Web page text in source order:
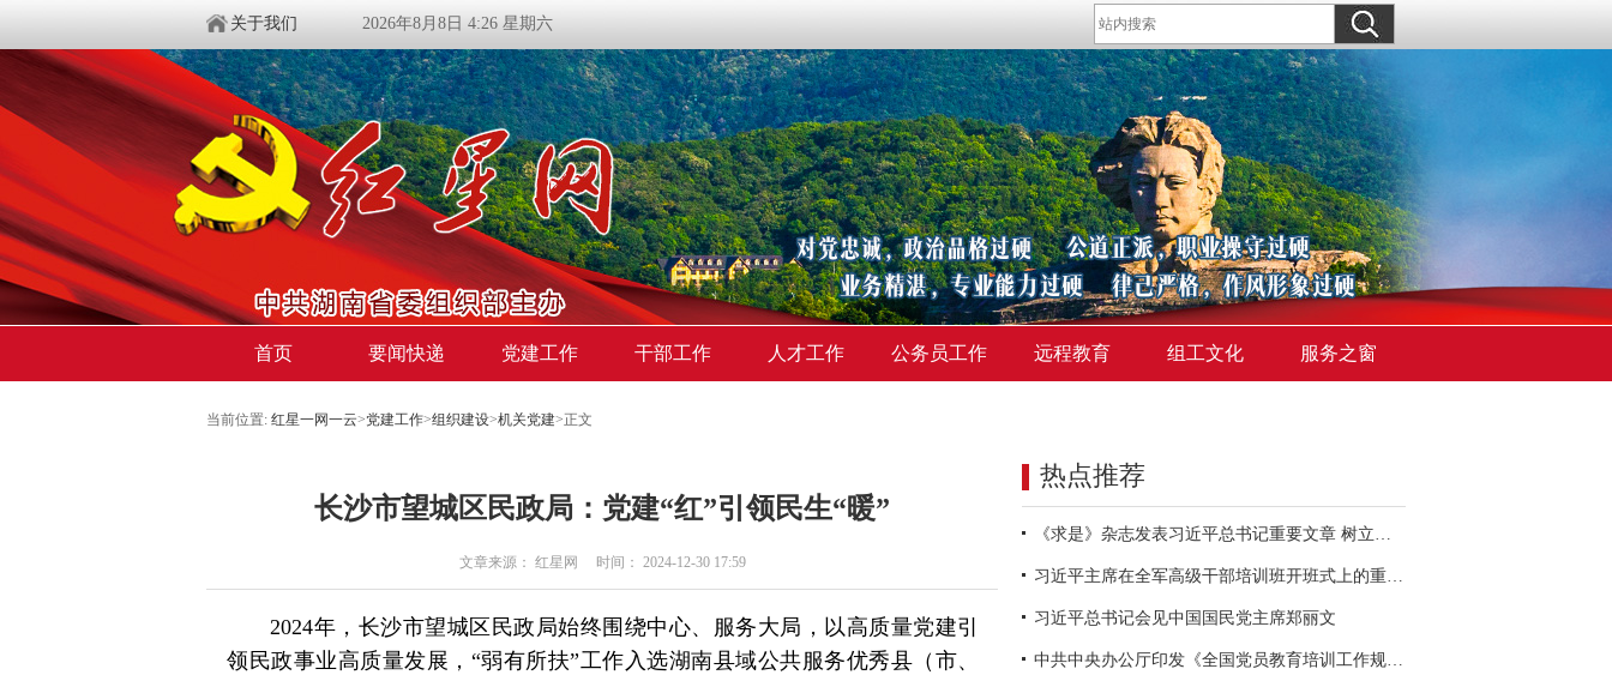
关于我们 2026年8月8日 4:26 星期六
首页 要闻快递 党建工作 干部工作 人才工作 公务员工作 远程教育 组工文化 服务之窗
当前位置: 红星一网一云>党建工作>组织建设>机关党建>正文
长沙市望城区民政局：党建“红”引领民生“暖”
文章来源： 红星网 时间： 2024-12-30 17:59
2024年，长沙市望城区民政局始终围绕中心、服务大局，以高质量党建引
领民政事业高质量发展，“弱有所扶”工作入选湖南县域公共服务优秀县（市、
热点推荐
《求是》杂志发表习近平总书记重要文章 树立和践行正确政绩观
习近平主席在全军高级干部培训班开班式上的重要讲话引领全军开展思想整风、深化政治整训
习近平总书记会见中国国民党主席郑丽文
中共中央办公厅印发《全国党员教育培训工作规划（2024－2028年）》